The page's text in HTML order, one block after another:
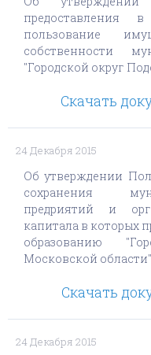
предоставления
пользование
собственности
"Городской округ
Скачать
24 Декабря 2015
Об утверждении
сохранения
предриятий и
капитала в которых
образованию
Московской
Скачать
24 Декабря 2015